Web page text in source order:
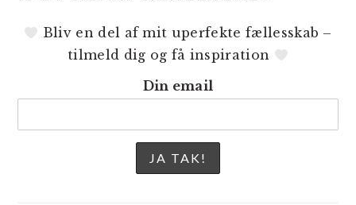
Bliv en del af mit uperfekte fællesskab –
tilmeld dig og få inspiration
Din email